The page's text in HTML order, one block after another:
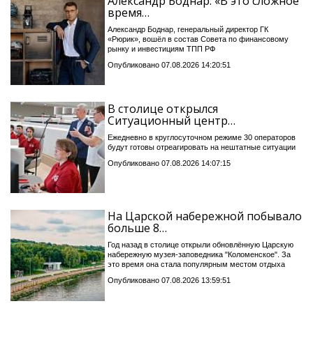
время…
Александр Боднар, генеральный директор ГК
«Рюрик», вошёл в состав Совета по финансовому
рынку и инвестициям ТПП РФ
Опубликовано 07.08.2026 14:20:51
В столице открылся
Ситуационный центр…
Ежедневно в круглосуточном режиме 30 операторов
будут готовы отреагировать на нештатные ситуации
Опубликовано 07.08.2026 14:07:15
На Царской набережной побывало
больше 8…
Год назад в столице открыли обновлённую Царскую
набережную музея-заповедника "Коломенское". За
это время она стала популярным местом отдыха
Опубликовано 07.08.2026 13:59:51